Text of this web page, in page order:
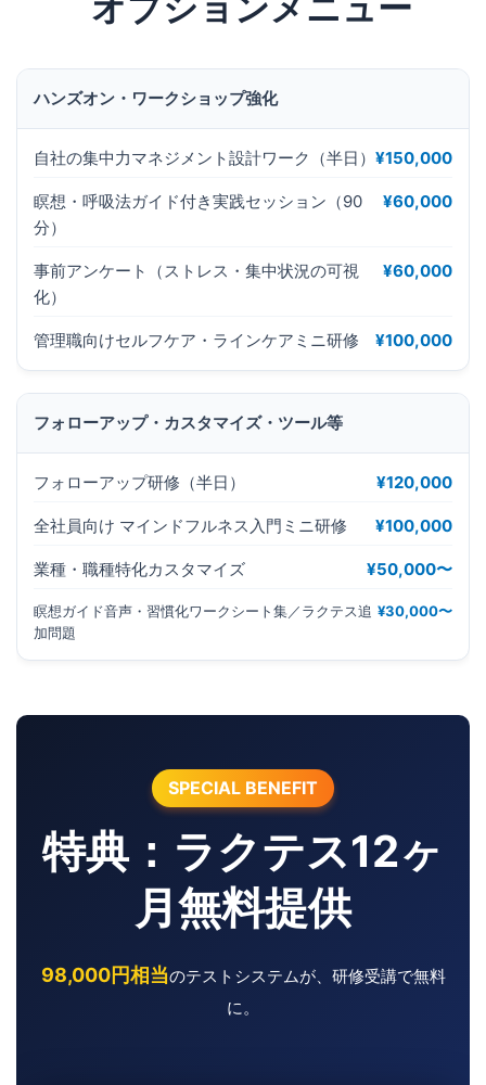
ハンズオン・ワークショップ強化
自社の集中力マネジメント設計ワーク（半日） ¥150,000
瞑想・呼吸法ガイド付き実践セッション（90
分）
¥60,000
事前アンケート（ストレス・集中状況の可視
化）
¥60,000
管理職向けセルフケア・ラインケアミニ研修 ¥100,000
フォローアップ・カスタマイズ・ツール等
フォローアップ研修（半日） ¥120,000
全社員向け マインドフルネス入門ミニ研修 ¥100,000
業種・職種特化カスタマイズ ¥50,000〜
瞑想ガイド音声・習慣化ワークシート集／ラクテス追
加問題
¥30,000〜
SPECIAL BENEFIT
特典：ラクテス12ヶ
月無料提供
98,000円相当のテストシステムが、研修受講で無料
に。